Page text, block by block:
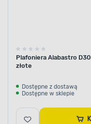
Plafoniera Alabastro D30
złote
Dostępne z dostawą
Dostępne w sklepie